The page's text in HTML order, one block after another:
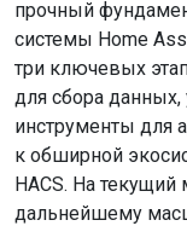
прочный
системы Home
три ключевых
для сбора
инструменты для
к обширной
HACS. На текущий
дальнейшему